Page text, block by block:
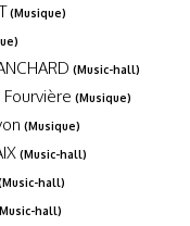
(Musique)
(Music-hall)
(Musique)
(Musique)
(Music-hall)
hall)
hall)